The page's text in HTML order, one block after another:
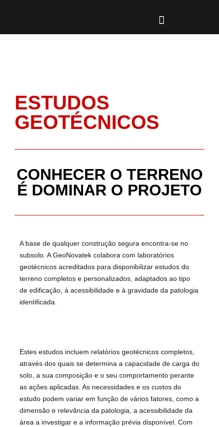
ESTUDOS
GEOTÉCNICOS
CONHECER O TERRENO
É DOMINAR O PROJETO
A base de qualquer construção segura encontra-se no
subsolo. A GeoNovatek colabora com laboratórios
geotécnicos acreditados para disponibilizar estudos do
terreno completos e personalizados, adaptados ao tipo
de edificação, à acessibilidade e à gravidade da patologia
identificada.
Estes estudos incluem relatórios geotécnicos completos,
através dos quais se determina a capacidade de carga do
solo, a sua composição e o seu comportamento perante
as ações aplicadas. As necessidades e os custos do
estudo podem variar em função de vários fatores, como a
dimensão e relevância da patologia, a acessibilidade da
área a investigar e a informação prévia disponível. Com